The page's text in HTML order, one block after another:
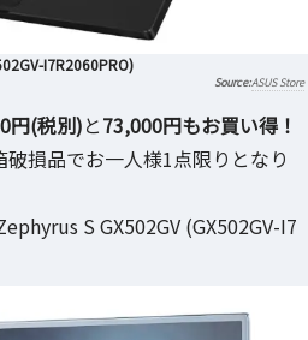
I7R2060PRO)
ASUS Store
円(税別)と73,000円もお買い得！
損品でお一人様1点限りとなり
S GX502GV (GX502GV-I7